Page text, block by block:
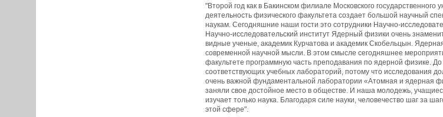
"Второй год как в Бакинском филиале Московского
деятельность физического факультета создает большой научный
наукам. Сегодняшние наши гости это сотрудники Научно-
Научно-исследовательский институт Ядерный физики очень
видные ученые, академик Курчатова и академик Скобельцын.
современной научной мысли. В этом смысле сегодняшнее
факультете программную часть преподавания по ядерной физике.
соответствующих учебных лабораторий, потому что исследования
очень важной фундаментальной лаборатории «Атомная и ядерная
заняли свое достойное место в обществе. И наша молодежь,
изучает только наука. Благодаря силе науки, человечество шаг за
этой сфере".